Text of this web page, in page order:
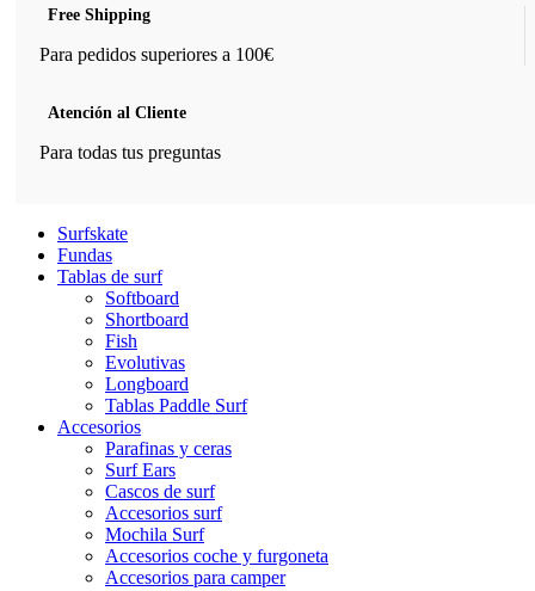
Free Shipping
Para pedidos superiores a 100€
Atención al Cliente
Para todas tus preguntas
Surfskate
Fundas
Tablas de surf
Softboard
Shortboard
Fish
Evolutivas
Longboard
Tablas Paddle Surf
Accesorios
Parafinas y ceras
Surf Ears
Cascos de surf
Accesorios surf
Mochila Surf
Accesorios coche y furgoneta
Accesorios para camper